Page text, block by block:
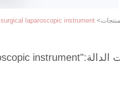
>
surgical laparoscopic instrument
الدالة:"surgical laparoscopic instrument "